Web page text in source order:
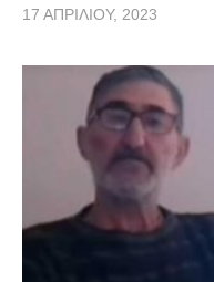
17 ΑΠΡΙΛΊΟΥ, 2023